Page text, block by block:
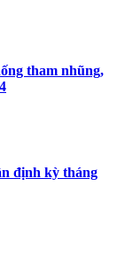
tham nhũng,
định kỳ tháng